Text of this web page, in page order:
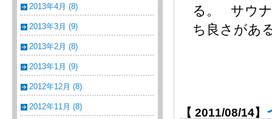
2013年4月 (8)
2013年3月 (9)
2013年2月 (8)
2013年1月 (9)
2012年12月 (8)
2012年11月 (8)
る。 サウナ
ち良さがあ
【 2011/08/14】